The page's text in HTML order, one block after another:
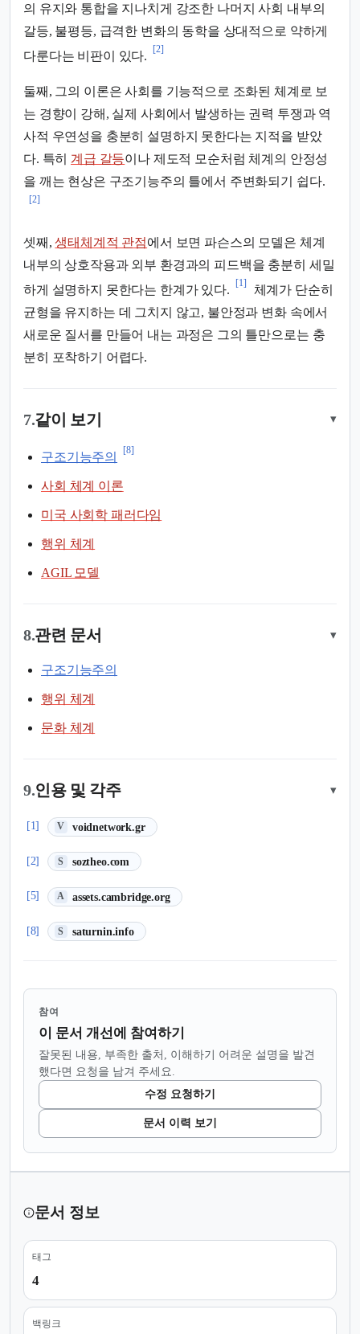
의 유지와 통합을 지나치게 강조한 나머지 사회 내부의
갈등, 불평등, 급격한 변화의 동학을 상대적으로 약하게
다룬다는 비판이 있다.
[2]
둘째, 그의 이론은 사회를 기능적으로 조화된 체계로 보
는 경향이 강해, 실제 사회에서 발생하는 권력 투쟁과 역
사적 우연성을 충분히 설명하지 못한다는 지적을 받았
다. 특히 계급 갈등이나 제도적 모순처럼 체계의 안정성
을 깨는 현상은 구조기능주의 틀에서 주변화되기 쉽다.
[2]
셋째,생태체계적 관점에서 보면 파슨스의 모델은 체계
내부의 상호작용과 외부 환경과의 피드백을 충분히 세밀
하게 설명하지 못한다는 한계가 있다.
[1]
체계가 단순히
균형을 유지하는 데 그치지 않고, 불안정과 변화 속에서
새로운 질서를 만들어 내는 과정은 그의 틀만으로는 충
분히 포착하기 어렵다.
7.같이 보기 ▾
구조기능주의
[8]
사회 체계 이론
미국 사회학 패러다임
행위 체계
AGIL 모델
8.관련 문서 ▾
구조기능주의
행위 체계
문화 체계
9.인용 및 각주 ▾
[1] V voidnetwork.gr
(새 탭에서 열림)
[2] S soztheo.com
(새 탭에서 열림)
[5] A assets.cambridge.org
(새 탭에서 열림)
[8] S saturnin.info
(새 탭에서 열림)
참여
이 문서 개선에 참여하기
잘못된 내용, 부족한 출처, 이해하기 어려운 설명을 발견
했다면 요청을 남겨 주세요.
수정 요청하기
문서 이력 보기
문서 정보
태그
4
백링크